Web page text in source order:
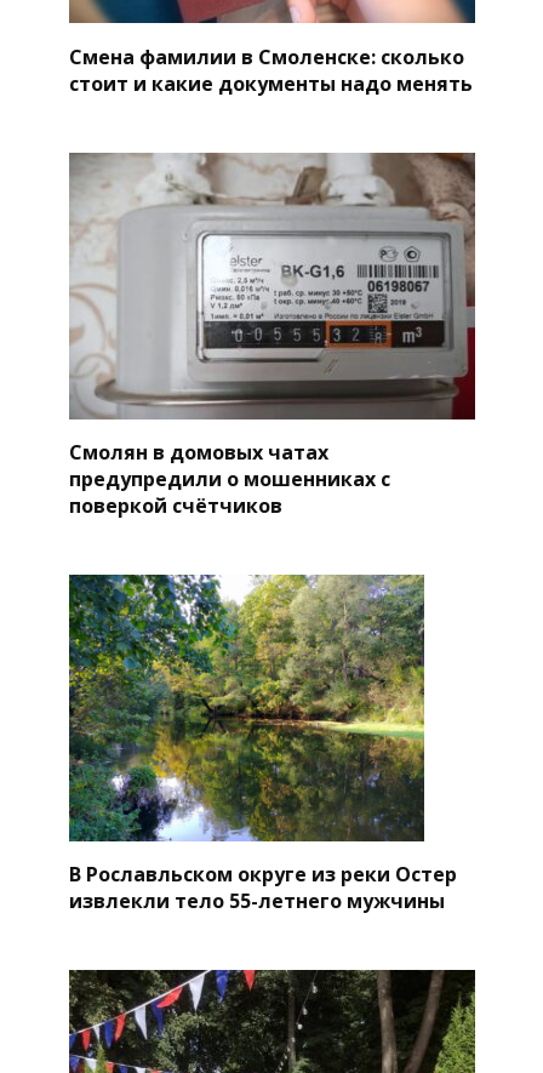
Смена фамилии в Смоленске: сколько
стоит и какие документы надо менять
Смолян в домовых чатах
предупредили о мошенниках с
поверкой счётчиков
В Рославльском округе из реки Остер
извлекли тело 55-летнего мужчины